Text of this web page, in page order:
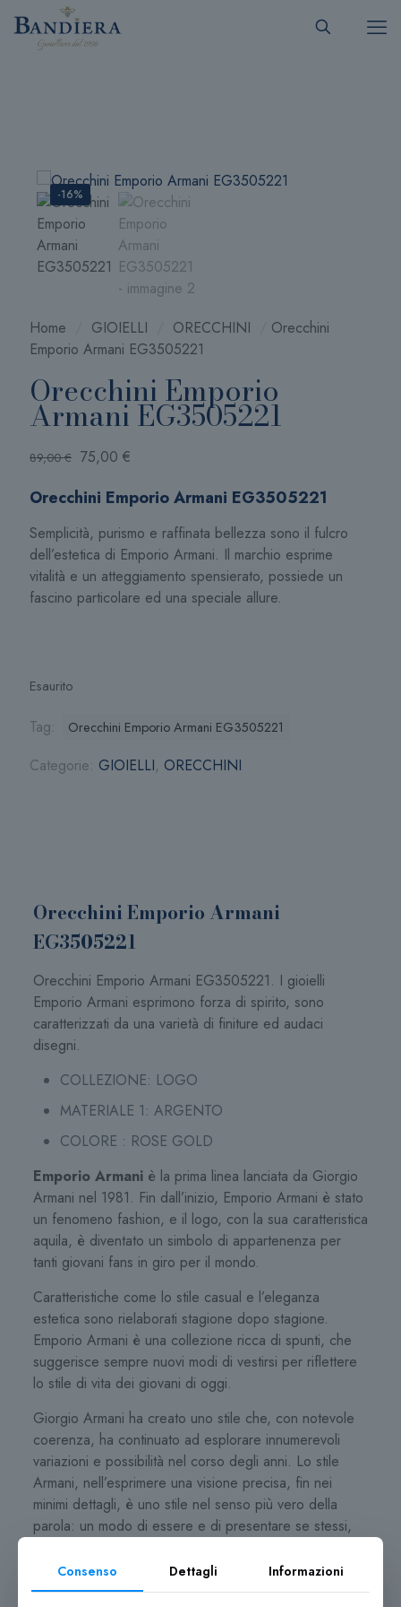
-16%
Home GIOIELLI ORECCHINI
Orecchini
Emporio Armani EG3505221
Orecchini Emporio
Armani EG3505221
89,00€ Il
originale
89,00 €.
75,00 €
attuale
75,00 €.
Orecchini Emporio Armani EG3505221
Semplicità, purismo e raffinata bellezza sono il fulcro
dell’estetica di Emporio Armani. Il marchio esprime
vitalità e un atteggiamento spensierato, possiede un
fascino particolare ed una speciale allure.
Esaurito
Tag: Orecchini Emporio Armani EG3505221
Categorie: GIOIELLI, ORECCHINI
Orecchini Emporio Armani
EG3505221
Orecchini Emporio Armani EG3505221. I gioielli
Emporio Armani esprimono forza di spirito, sono
caratterizzati da una varietà di finiture ed audaci
disegni.
COLLEZIONE: LOGO
MATERIALE 1: ARGENTO
COLORE : ROSE GOLD
Emporio Armaniè la prima linea lanciata da Giorgio
Armani nel 1981. Fin dall’inizio, Emporio Armani è stato
un fenomeno fashion, e il logo, con la sua caratteristica
aquila, è diventato un simbolo di appartenenza per
tanti giovani fans in giro per il mondo.
Caratteristiche come lo stile casual e l’eleganza
estetica sono rielaborati stagione dopo stagione.
Emporio Armani è una collezione ricca di spunti, che
suggerisce sempre nuovi modi di vestirsi per riflettere
lo stile di vita dei giovani di oggi.
Giorgio Armani ha creato uno stile che, con notevole
coerenza, ha continuato ad esplorare innumerevoli
variazioni e possibilità nel corso degli anni. Lo stile
Armani, nell’esprimere una visione precisa, fin nei
minimi dettagli, è uno stile nel senso più vero della
parola: un modo di essere e di presentare se stessi,
ma includendo anche gesti, modi, comportamenti e
atteggiamenti; uno stile che va oltre la somma delle sue
Consenso Dettagli Informazioni